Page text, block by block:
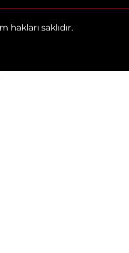
hakları saklıdır.